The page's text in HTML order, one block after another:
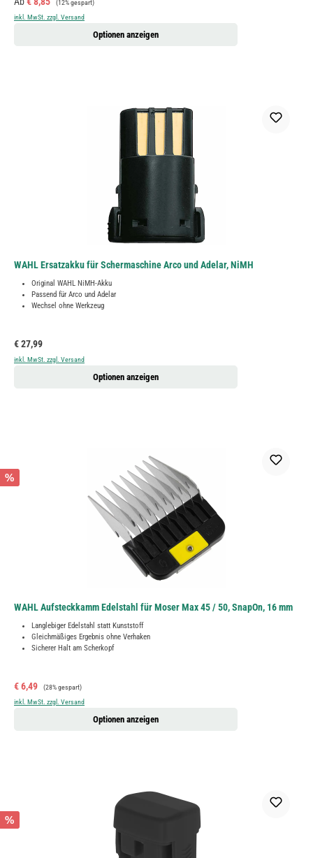
(12% gespart)
inkl. MwSt. zzgl. Versand
Optionen anzeigen
WAHL Ersatzakku für Schermaschine Arco und Adelar, NiMH
Original WAHL NiMH-Akku
Passend für Arco und Adelar
Wechsel ohne Werkzeug
Regulärer Preis:
€ 27,99
inkl. MwSt. zzgl. Versand
Optionen anzeigen
%
WAHL Aufsteckkamm Edelstahl für Moser Max 45 / 50, SnapOn, 16 mm
Langlebiger Edelstahl statt Kunststoff
Gleichmäßiges Ergebnis ohne Verhaken
Sicherer Halt am Scherkopf
Verkaufspreis:
€ 6,49 Regulärer Preis:
(28% gespart)
inkl. MwSt. zzgl. Versand
Optionen anzeigen
%